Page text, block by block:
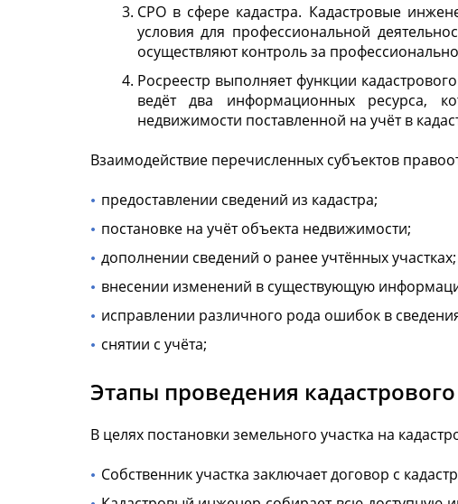
СРО в сфере кадастра. Кадастровые
условия для профессиональной
осуществляют контроль за
Росреестр выполняет функции
ведёт два информационных ресурса,
недвижимости поставленной на учёт в
Взаимодействие перечисленных субъектов
предоставлении сведений из кадастра;
постановке на учёт объекта недвижимости;
дополнении сведений о ранее учтённых участках;
внесении изменений в существующую
исправлении различного рода ошибок в
снятии с учёта;
Этапы проведения кадастрового
В целях постановки земельного участка на
Собственник участка заключает договор с